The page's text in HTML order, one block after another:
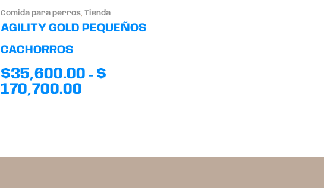
Comida para perros, Tienda
AGILITY GOLD PEQUEÑOS
CACHORROS
$35,600.00 - $
170,700.00